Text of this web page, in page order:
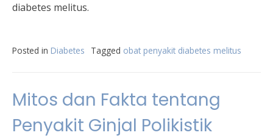
diabetes melitus.
Posted in Diabetes Tagged obat penyakit diabetes melitus
Mitos dan Fakta tentang
Penyakit Ginjal Polikistik